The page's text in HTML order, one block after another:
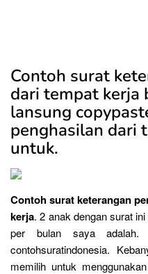
Contoh surat
dari tempat kerja
lansung
penghasilan dari
untuk.
Contoh surat keterangan
kerja. 2 anak dengan surat
per bulan saya
contohsuratindonesia.
memilih untuk